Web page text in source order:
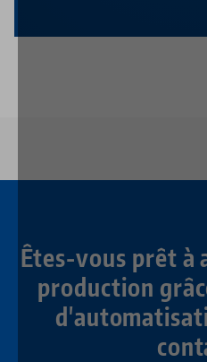
Êtes-vous prêt à
production